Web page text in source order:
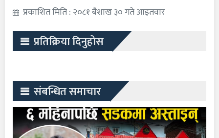
प्रकाशित मिति : २०८१ बैशाख ३० गते आइतवार
प्रतिक्रिया दिनुहोस
संबन्धित समाचार